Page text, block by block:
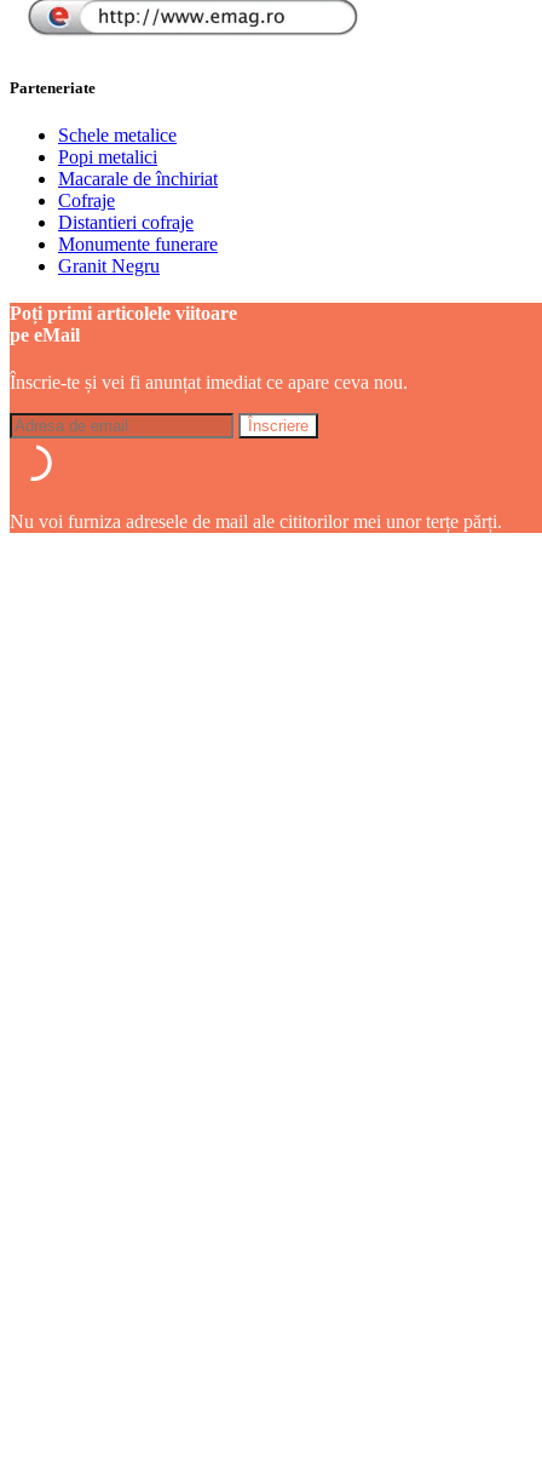
Parteneriate
Schele metalice
Popi metalici
Macarale de închiriat
Cofraje
Distantieri cofraje
Monumente funerare
Granit Negru
Poți primi articolele viitoare
pe eMail
Înscrie-te și vei fi anunțat imediat ce apare ceva nou.
Nu voi furniza adresele de mail ale cititorilor mei unor terțe părți.